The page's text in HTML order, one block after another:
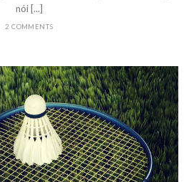
nói [...]
2 COMMENTS